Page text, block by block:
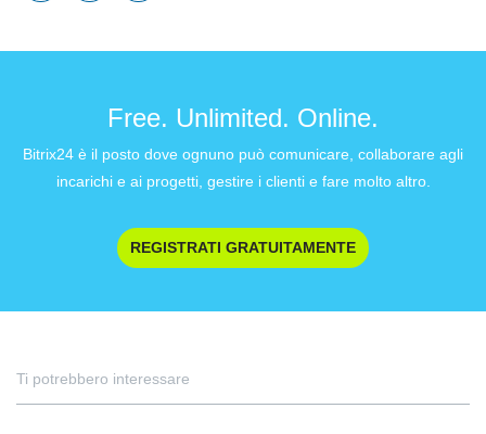
Free. Unlimited. Online.
Bitrix24 è il posto dove ognuno può comunicare, collaborare agli
incarichi e ai progetti, gestire i clienti e fare molto altro.
REGISTRATI GRATUITAMENTE
Ti potrebbero interessare